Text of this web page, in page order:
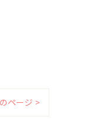
ページ >